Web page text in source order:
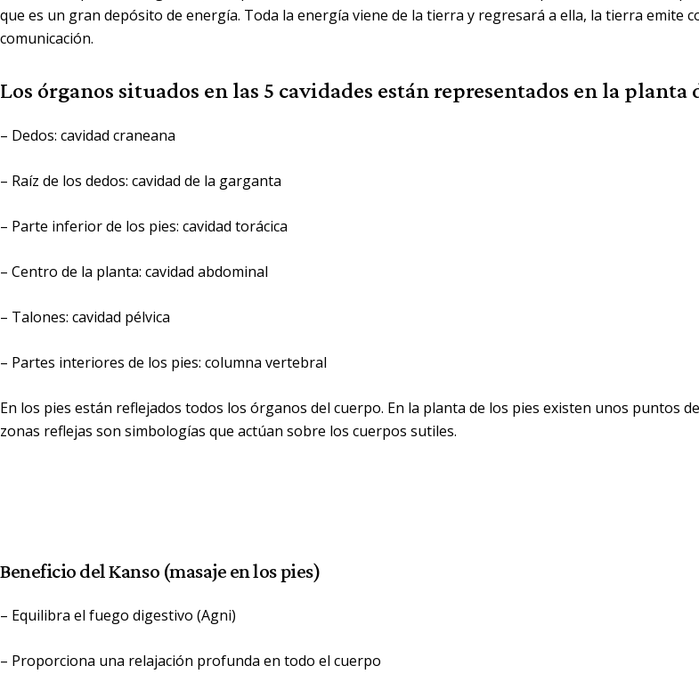
que es un gran depósito de energía. Toda la energía viene de la tierra y regresará a ella, la tierra emite
comunicación.
Los órganos situados en las 5 cavidades están representados en la planta
– Dedos: cavidad craneana
– Raíz de los dedos: cavidad de la garganta
– Parte inferior de los pies: cavidad torácica
– Centro de la planta: cavidad abdominal
– Talones: cavidad pélvica
– Partes interiores de los pies: columna vertebral
En los pies están reflejados todos los órganos del cuerpo. En la planta de los pies existen unos puntos
zonas reflejas son simbologías que actúan sobre los cuerpos sutiles.
Beneficio del Kanso (masaje en los pies)
– Equilibra el fuego digestivo (Agni)
– Proporciona una relajación profunda en todo el cuerpo